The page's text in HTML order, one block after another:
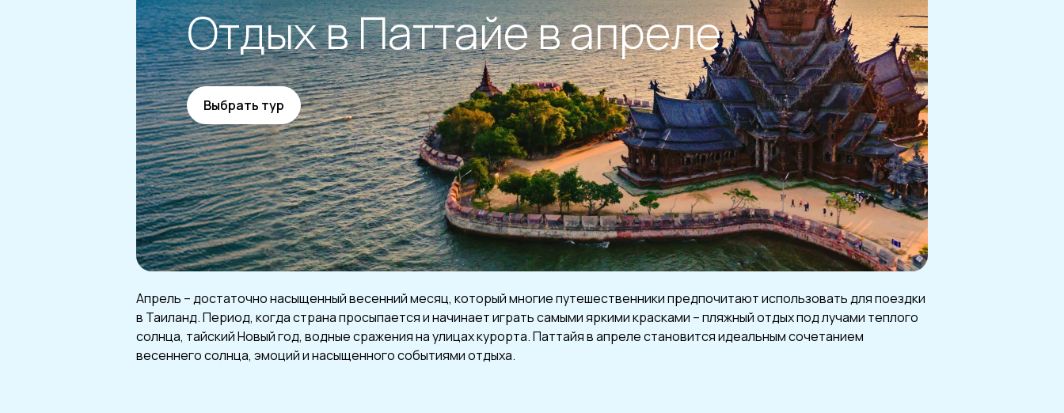
Отдых в Паттайе в апреле
Выбрать тур
Апрель – достаточно насыщенный весенний месяц, который многие путешественники предпочитают использовать для поездки
в Таиланд. Период, когда страна просыпается и начинает играть самыми яркими красками – пляжный отдых под лучами теплого
солнца, тайский Новый год, водные сражения на улицах курорта. Паттайя в апреле становится идеальным сочетанием
весеннего солнца, эмоций и насыщенного событиями отдыха.